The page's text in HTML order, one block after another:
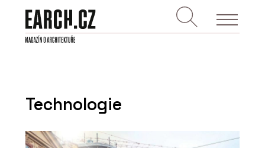
Technologie